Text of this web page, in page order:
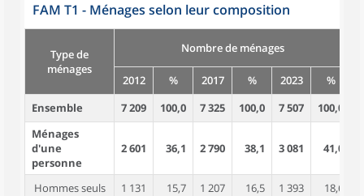
FAM T1 - Ménages selon leur composition
Type de
ménages
Nombre de ménages
2012 % 2017 % 2023 %
Ensemble
7 209 100,0 7 325 100,0 7 507 100,0
Ménages
d'une
personne
2 601 36,1 2 790 38,1 3 081 41,0
Hommes seuls 1 131 15,7 1 207 16,5 1 393 18,6